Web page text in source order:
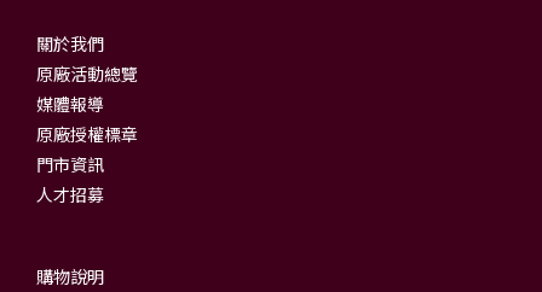
關於我們
原廠活動總覽
媒體報導
原廠授權標章
門市資訊
人才招募
購物說明